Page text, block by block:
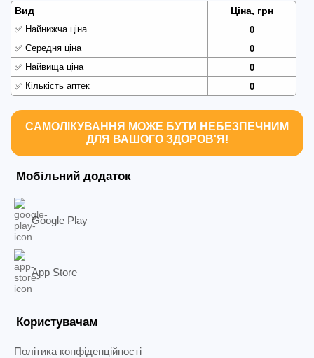
Вид Ціна, грн
✅ Найнижча ціна
0
✅ Середня ціна
0
✅ Найвища ціна
0
✅ Кількість аптек 0
САМОЛІКУВАННЯ МОЖЕ БУТИ НЕБЕЗПЕЧНИМ
ДЛЯ ВАШОГО ЗДОРОВ'Я!
Мобільний додаток
Google Play
App Store
Користувачам
Політика конфіденційності